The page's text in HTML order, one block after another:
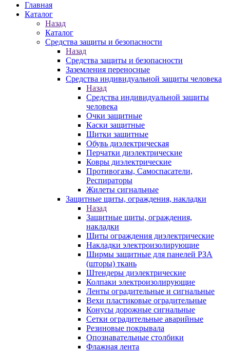
Главная
Каталог
Назад
Каталог
Средства защиты и безопасности
Назад
Средства защиты и безопасности
Заземления переносные
Средства индивидуальной защиты человека
Назад
Средства индивидуальной защиты
человека
Очки защитные
Каски защитные
Щитки защитные
Обувь диэлектрическая
Перчатки диэлектрические
Ковры диэлектрические
Противогазы, Самоспасатели,
Респираторы
Жилеты сигнальные
Защитные щиты, ограждения, накладки
Назад
Защитные щиты, ограждения,
накладки
Щиты ограждения диэлектрические
Накладки электроизолирующие
Ширмы защитные для панелей РЗА
(шторы) ткань
Штендеры диэлектрические
Колпаки электроизолирующие
Ленты оградительные и сигнальные
Вехи пластиковые оградительные
Конусы дорожные сигнальные
Сетки оградительные аварийные
Резиновые покрывала
Опознавательные столбики
Флажная лента